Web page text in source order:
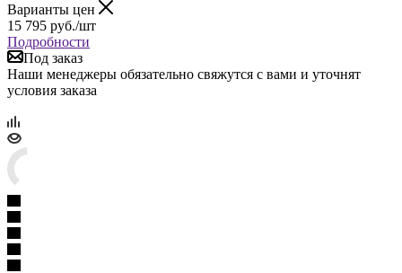
Варианты цен
15 795 руб./шт
Подробности
Под заказ
Наши менеджеры обязательно свяжутся с вами и уточнят
условия заказа